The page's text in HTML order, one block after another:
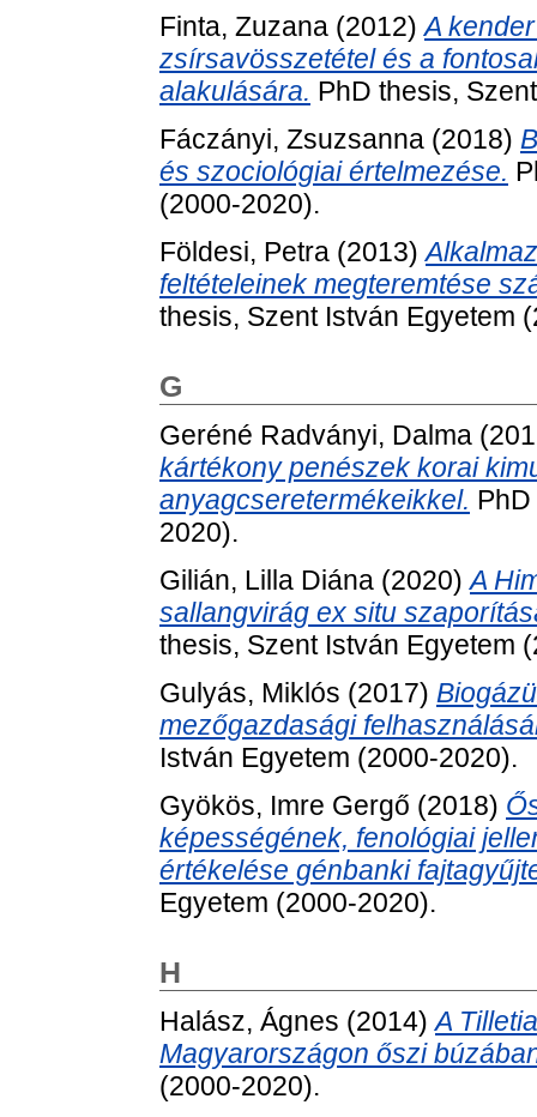
Finta, Zuzana (2012)A
zsírsavösszetétel és a
alakulására. PhD thesis,
Fáczányi, Zsuzsanna (2018)
és szociológiai értelmezése.
(2000-2020).
Földesi, Petra (2013)
feltételeinek megteremtése
thesis, Szent István Egyetem
G
Geréné Radványi, Dalma
kártékony penészek korai
anyagcseretermékeikkel.
2020).
Gilián, Lilla Diána (2020)A
sallangvirág ex situ
thesis, Szent István Egyetem
Gulyás, Miklós (2017)
mezőgazdasági
István Egyetem (2000-2020).
Gyökös, Imre Gergő (2018)
képességének, fenológiai
értékelése génbanki
Egyetem (2000-2020).
H
Halász, Ágnes (2014)A
Magyarországon őszi
(2000-2020).